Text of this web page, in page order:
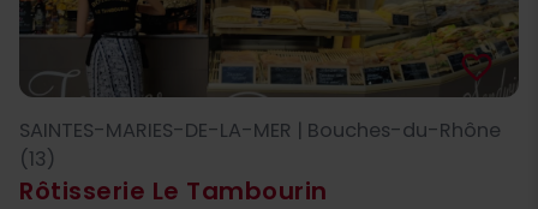
Rôtisserie Le Tambourin
favorite_border
SAINTES-MARIES-DE-LA-MER | Bouches-du-Rhône
(13)